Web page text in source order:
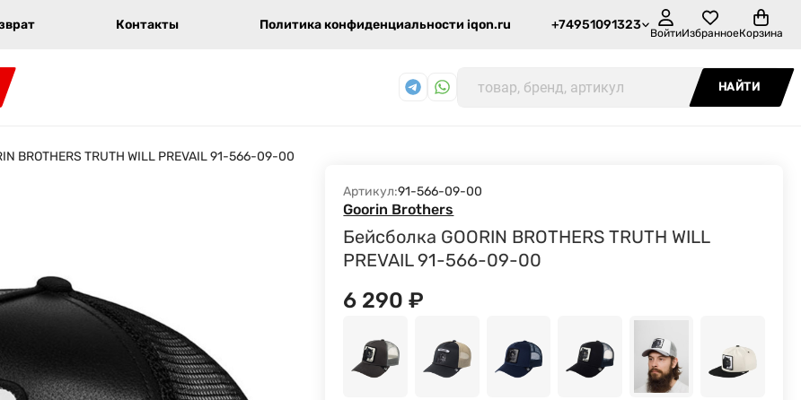
Контакты Политика конфиденциальности iqon.ru +74951091323
ВойтиИзбранноеКорзина
НАЙТИ
BROTHERS TRUTH WILL PREVAIL 91-566-09-00
Артикул:91-566-09-00
Goorin Brothers
Бейсболка GOORIN BROTHERS TRUTH WILL
PREVAIL 91-566-09-00
6 290₽